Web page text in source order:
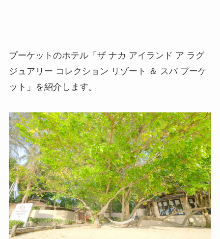
プーケットのホテル「ザ ナカ アイランド ア ラグ
ジュアリー コレクション リゾート ＆ スパ プーケ
ット」を紹介します。